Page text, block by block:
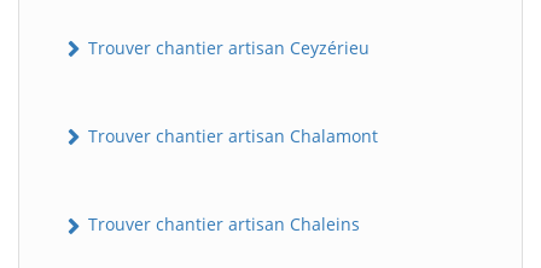
Trouver chantier artisan Ceyzérieu
Trouver chantier artisan Chalamont
Trouver chantier artisan Chaleins